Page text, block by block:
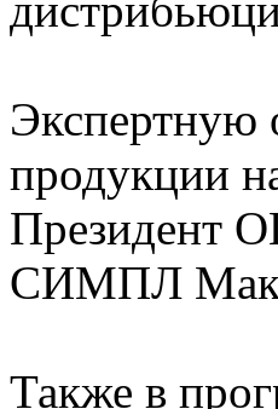
Экспертную
продукции
Президент
СИМПЛ
Также в